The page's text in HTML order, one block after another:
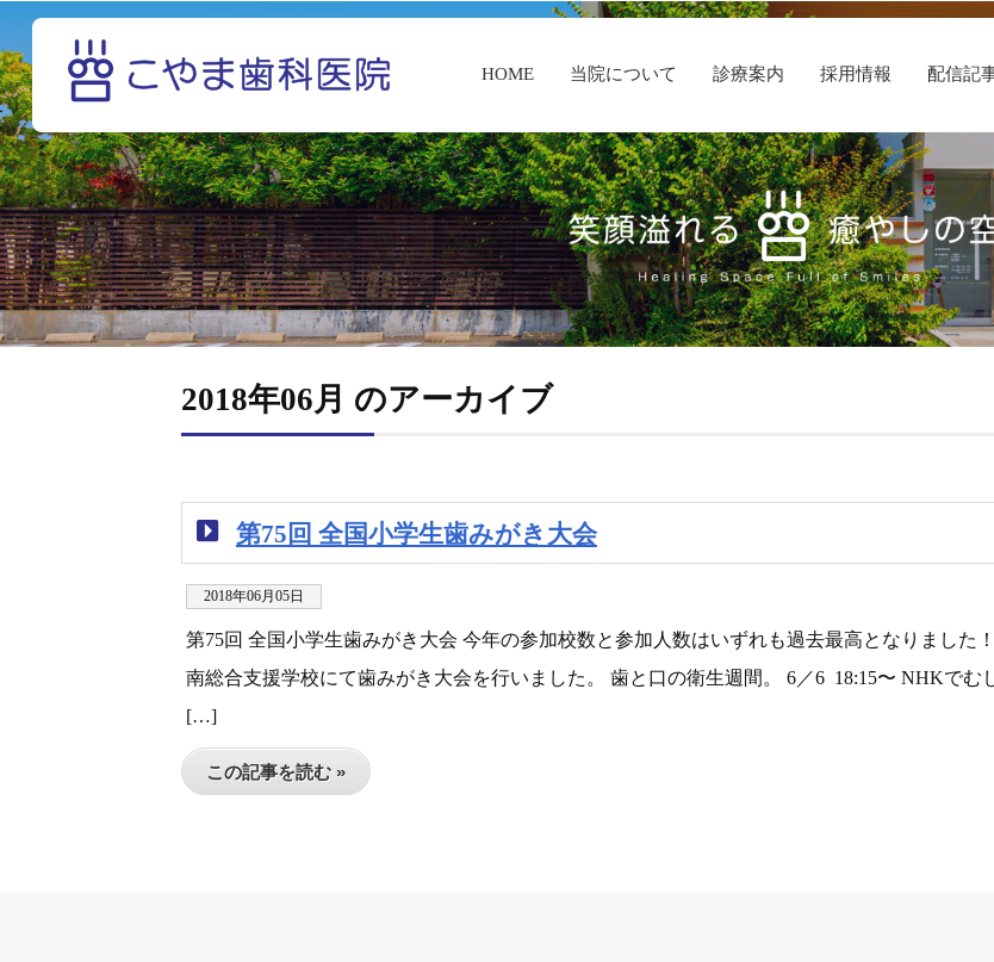
HOME 当院について 診療案内 採用情報 配信記
2018年06月 のアーカイブ
第75回 全国小学生歯みがき大会
2018年06月05日
第75回 全国小学生歯みがき大会 今年の参加校数と参加人数はいずれも過去最高となりました
南総合支援学校にて歯みがき大会を行いました。 歯と口の衛生週間。 6／6 18:15〜 NHKでむ
[…]
この記事を読む »